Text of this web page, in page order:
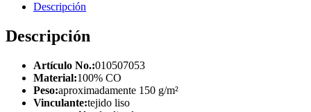
Descripción
Descripción
Artículo No.:010507053
Material:100% CO
Peso:aproximadamente 150 g/m²
Vinculante:tejido liso